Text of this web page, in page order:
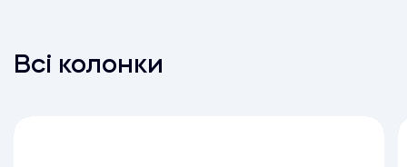
Всі колонки